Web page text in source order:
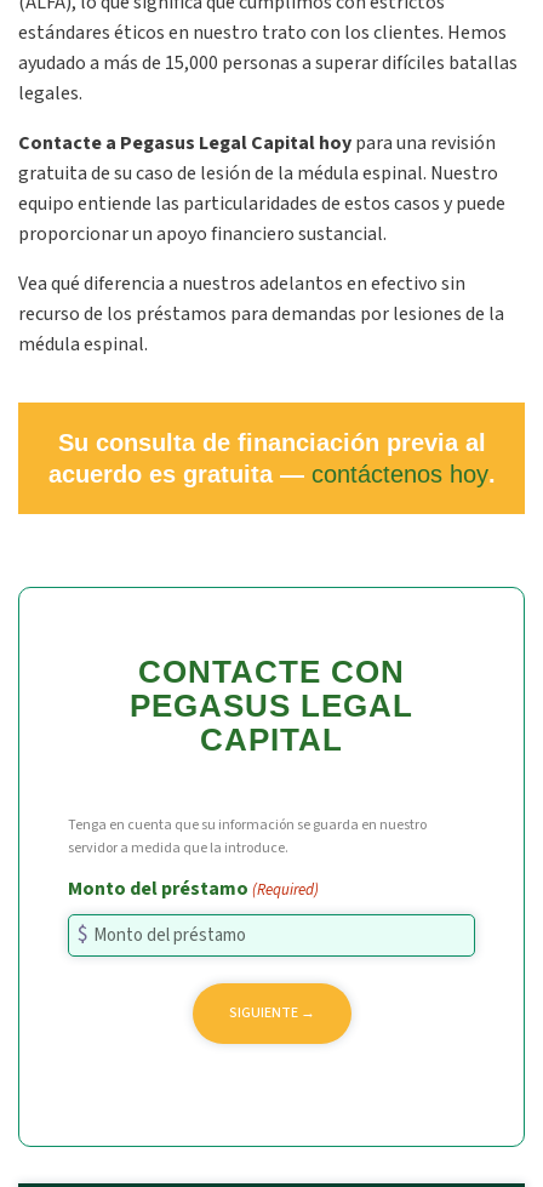
estándares éticos en nuestro trato con los clientes. Hemos
ayudado a más de 15,000 personas a superar difíciles batallas
legales.
Contacte a Pegasus Legal Capital hoypara una revisión
gratuita de su caso de lesión de la médula espinal. Nuestro
equipo entiende las particularidades de estos casos y puede
proporcionar un apoyo financiero sustancial.
Vea qué diferencia a nuestros adelantos en efectivo sin
recurso de los préstamos para demandas por lesiones de la
médula espinal.
Su consulta de financiación previa al
acuerdo es gratuita — contáctenos hoy.
CONTACTE CON
PEGASUS LEGAL
CAPITAL
Tenga en cuenta que su información se guarda en nuestro
servidor a medida que la introduce.
Monto del préstamo (Required)